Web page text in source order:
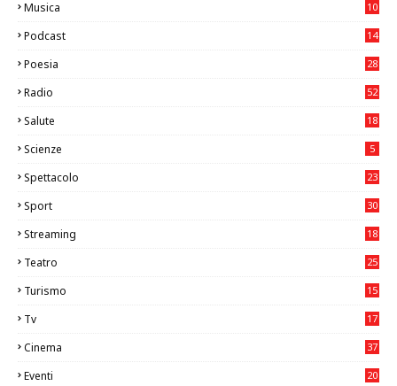
Musica
10
Podcast 14
Poesia 28
Radio 52
Salute
18
Scienze 5
Spettacolo 23
Sport
30
Streaming 18
Teatro
25
Turismo
15
Tv
17
Cinema
37
Eventi
20